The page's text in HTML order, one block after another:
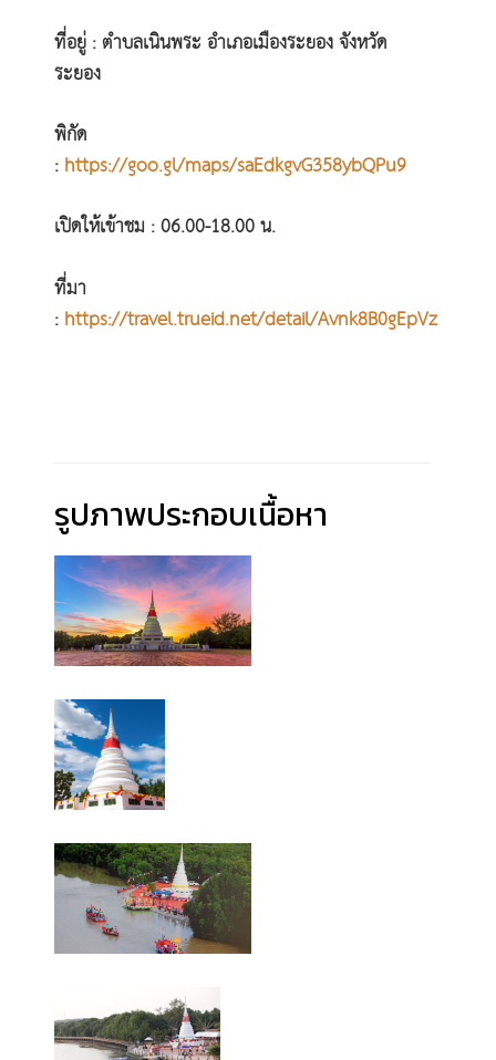
ที่อยู่ : ตำบลเนินพระ อำเภอเมืองระยอง จังหวัด
ระยอง
พิกัด
:https://goo.gl/maps/saEdkgvG358ybQPu9
เปิดให้เข้าชม : 06.00-18.00 น.
ที่มา
:https://travel.trueid.net/detail/Avnk8B0gEpVz
รูปภาพประกอบเนื้อหา